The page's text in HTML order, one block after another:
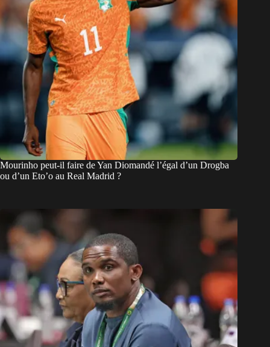
Mourinho peut-il faire de Yan Diomandé l’égal d’un Drogba
ou d’un Eto’o au Real Madrid ?